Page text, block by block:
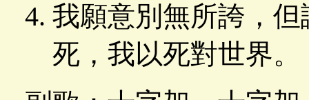
我願意別無所誇，
死，我以死對世界。